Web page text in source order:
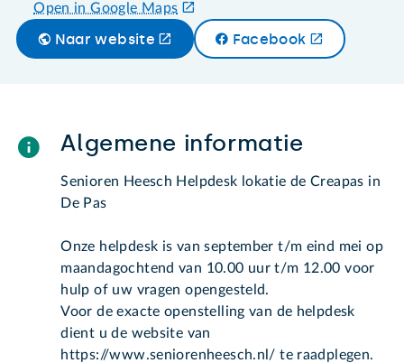
Open in Google Maps
Naar website Facebook
Algemene informatie
Senioren Heesch Helpdesk lokatie de Creapas in
De Pas
Onze helpdesk is van september t/m eind mei op
maandagochtend van 10.00 uur t/m 12.00 voor
hulp of uw vragen opengesteld.
Voor de exacte openstelling van de helpdesk
dient u de website van
https://www.seniorenheesch.nl/ te raadplegen.